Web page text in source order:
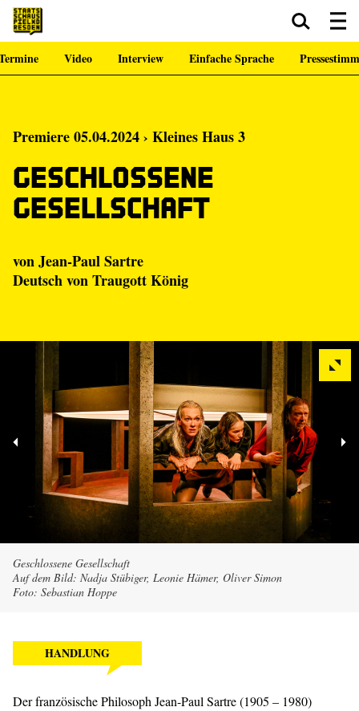
Zum Hauptinhalt springen Zum Footer springen
Video Interview Einfache Sprache
Premiere 05.04.2024 › Kleines Haus 3
Geschlossene
Gesellschaft
von Jean-Paul Sartre
Deutsch von Traugott König
Geschlossene Gesellschaft
Auf dem Bild: Nadja Stübiger, Leonie Hämer, Oliver Simon
Foto: Sebastian Hoppe
HANDLUNG
Der französische Philosoph Jean-Paul Sartre (1905 – 1980)